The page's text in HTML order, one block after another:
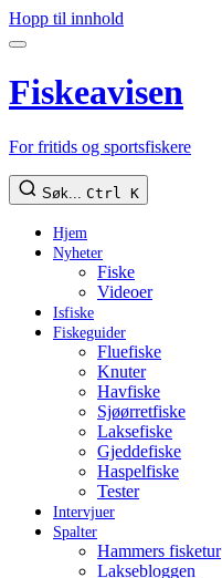
Hopp til innhold
Fiskeavisen
For fritids og sportsfiskere
Søk... Ctrl K
Hjem
Nyheter
Fiske
Videoer
Isfiske
Fiskeguider
Fluefiske
Knuter
Havfiske
Sjøørretfiske
Laksefiske
Gjeddefiske
Haspelfiske
Tester
Intervjuer
Spalter
Hammers fisketur
Laksebloggen